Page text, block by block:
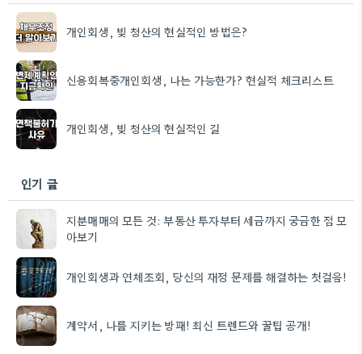
개인회생, 빚 청산의 현실적인 방법은?
신용회복중개인회생, 나는 가능한가? 현실적 체크리스트
개인회생, 빚 청산의 현실적인 길
인기 글
지분매매의 모든 것: 부동산 투자부터 세금까지 궁금한 점 모
아보기
개인회생과 연체조회, 당신의 재정 문제를 해결하는 첫걸음!
계약서, 나를 지키는 방패! 최신 트렌드와 꿀팁 공개!